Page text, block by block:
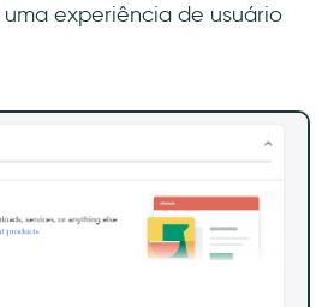
experiência de usuário